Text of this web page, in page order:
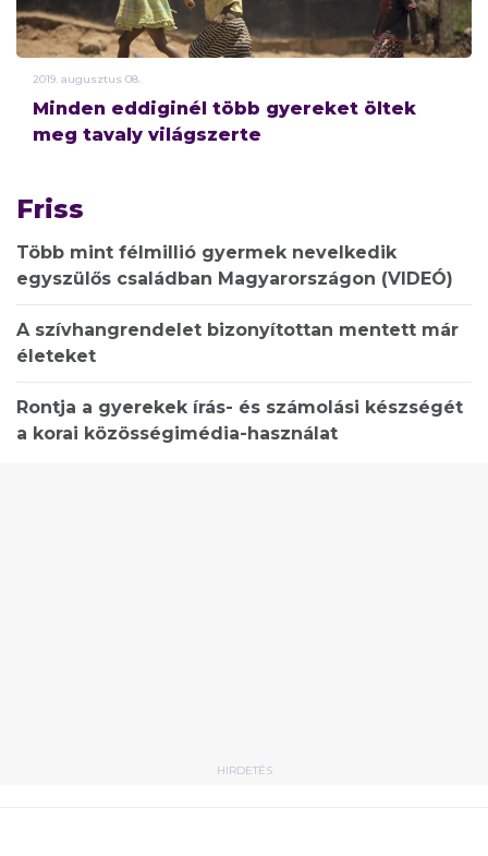
2019. augusztus 08.
Minden eddiginél több gyereket öltek
meg tavaly világszerte
Friss
Több mint félmillió gyermek nevelkedik
egyszülős családban Magyarországon (VIDEÓ)
A szívhangrendelet bizonyítottan mentett már
életeket
Rontja a gyerekek írás- és számolási készségét
a korai közösségimédia-használat
HIRDETÉS